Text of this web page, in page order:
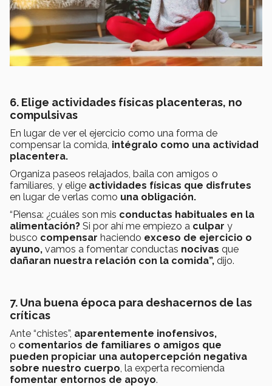
6. Elige actividades físicas placenteras, no
compulsivas
En lugar de ver el ejercicio como una forma de
compensar la comida, intégralo como una actividad
placentera.
Organiza paseos relajados, baila con amigos o
familiares, y elige actividades físicas que disfrutes
en lugar de verlas como una obligación.
“Piensa: ¿cuáles son mis conductas habituales en la
alimentación? Si por ahí me empiezo a culpar y
busco compensar haciendo exceso de ejercicio o
ayuno, vamos a fomentar conductas nocivas que
dañaran nuestra relación con la comida”, dijo.
7. Una buena época para deshacernos de las
críticas
Ante “chistes”, aparentemente inofensivos,
o comentarios de familiares o amigos que
pueden propiciar una autopercepción negativa
sobre nuestro cuerpo, la experta recomienda
fomentar entornos de apoyo.